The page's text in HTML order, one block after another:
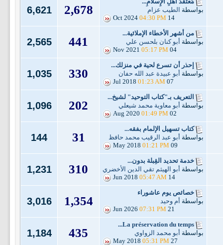
بواسطة الطيب عزام
14 Oct 2024
04:30 PM
2,678
6,621
من أشهر الأخطاء الإملائية...
بواسطة أبو كنان بلحسن علي
04 Nov 2021
05:17 PM
441
2,565
إحذر أن تسرع لحية في منزلك...
بواسطة أبو عبيدة عبد الله حفان
07 Jul 2018
01:23 AM
330
1,035
التعريف بـ"كتاب التوحيد" لشيخ...
بواسطة أبو معاوية محمد شيعلي
02 Aug 2020
01:49 PM
202
1,096
كتاب تسهيل الإلمام بفقه...
بواسطة أبو عبد الرقيب محمد حافظ
09 May 2018
01:21 PM
31
144
خدمة تحديد القِبلة بدون...
بواسطة أبو الهيثم تقي الدين الأخضري
14 Jun 2018
05:47 AM
310
1,231
خصائص يوم عاشوراء
بواسطة أم وحيد
21 Jun 2026
07:31 PM
1,354
3,016
La préservation du temps...
بواسطة أبو محمد الزواوي
27 May 2018
05:31 PM
435
1,184